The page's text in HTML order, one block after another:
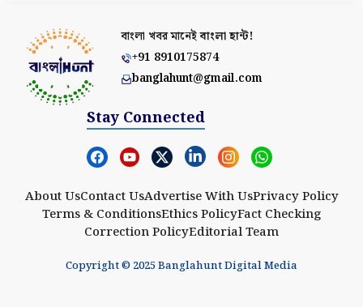
বাংলা খবর মানেইবাংলা হান্ট!
+91 8910175874
banglahunt@gmail.com
Stay Connected
About UsContact UsAdvertise With UsPrivacy Policy
Terms & ConditionsEthics PolicyFact Checking
Correction PolicyEditorial Team
Copyright © 2025 Banglahunt Digital Media